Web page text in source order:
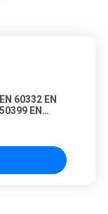
60332 EN
EN